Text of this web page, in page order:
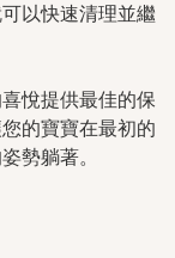
以快速清理並繼
悅提供最佳的保
的寶寶在最初的
勢躺著。